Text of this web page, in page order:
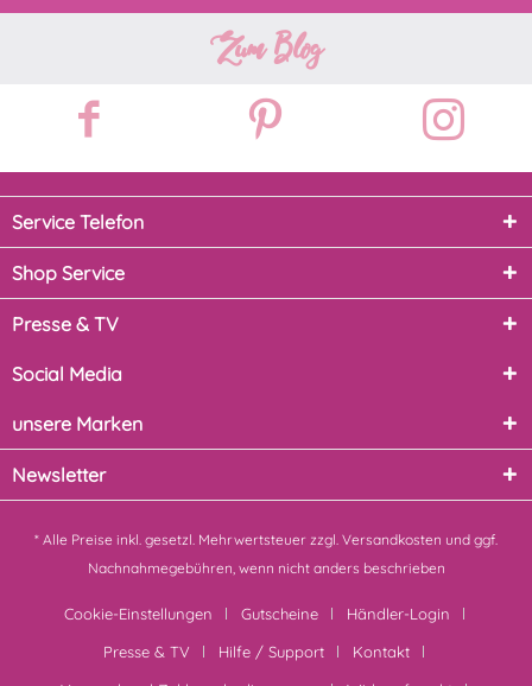
Zum Blog
Service Telefon
Shop Service
Presse & TV
Social Media
unsere Marken
Newsletter
* Alle Preise inkl. gesetzl. Mehrwertsteuer zzgl. Versandkosten und ggf.
Nachnahmegebühren, wenn nicht anders beschrieben
Cookie-Einstellungen Gutscheine
Händler-Login
Presse & TV
Hilfe / Support
Kontakt